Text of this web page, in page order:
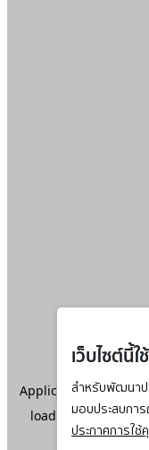
เว็บไซต์นี้
สำหรับพัฒนาป
มอบประสบกา
ประกาศการใช้
Application error: a
loading